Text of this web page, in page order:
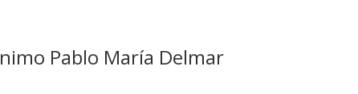
Pablo María Delmar